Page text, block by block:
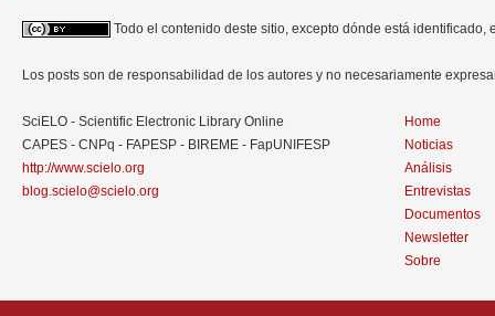
Todo el contenido deste sitio, excepto dónde está identificado,
Los posts son de responsabilidad de los autores y no necesariamente
SciELO - Scientific Electronic Library Online
CAPES - CNPq - FAPESP - BIREME - FapUNIFESP
http://www.scielo.org
blog.scielo@scielo.org
Home
Noticias
Análisis
Entrevistas
Documentos
Newsletter
Sobre